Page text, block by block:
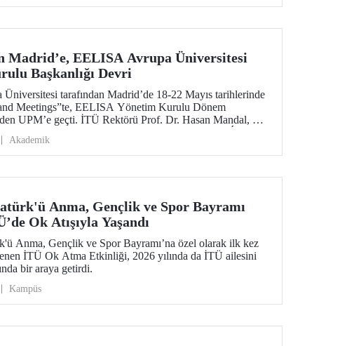
Madrid’e, EELISA Avrupa Üniversitesi
Başkanlığı Devri
tarafından Madrid’de 18-22 Mayıs tarihlerinde
Meetings”te, EELISA Yönetim Kurulu Dönem
UPM’e geçti. İTÜ Rektörü Prof. Dr. Hasan Mandal, 6
bir törenle devretti.
Akademik
Anma, Gençlik ve Spor Bayramı
Ok Atışıyla Yaşandı
Anma, Gençlik ve Spor Bayramı’na özel olarak ilk kez
İTÜ Ok Atma Etkinliği, 2026 yılında da İTÜ ailesini
bir araya getirdi.
Kampüs